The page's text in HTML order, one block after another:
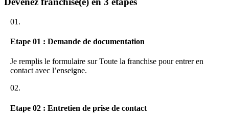
POURQUOI INVESTIR DANS LE SECTEUR DE
L’AUTOMOBILE ?
MARCHE PORTEUR.
obligatoired’après la législation en vigueur. Cette hausse de la
demande constitue pour nos futurs franchisés un contexte favorable
DANS LE CONTROLE TECHNIQUE
01.
Etape 01 : Demande de documentation
Je remplis le formulaire sur Toute la franchise pour entrer en
contact avec l’enseigne.
02.
Etape 02 : Entretien de prise de contact